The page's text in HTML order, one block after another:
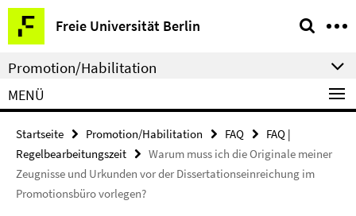
Springe
direkt
zu
Inhalt
Freie Universität Berlin
Service-
Navigation
Promotion/Habilitation
MENÜ
Startseite Promotion/Habilitation FAQ
FAQ |
Regelbearbeitungszeit
Warum muss ich die Originale meiner
Zeugnisse und Urkunden vor der Dissertationseinreichung im
Promotionsbüro vorlegen?